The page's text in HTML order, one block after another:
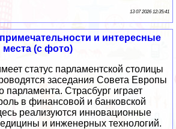
13 07 2026 12:35:41
и интересные
места (с фото)
статус парламентской столицы
заседания Совета Европы
парламента. Страсбург играет
в финансовой и банковской
реализуются инновационные
и инженерных технологий.